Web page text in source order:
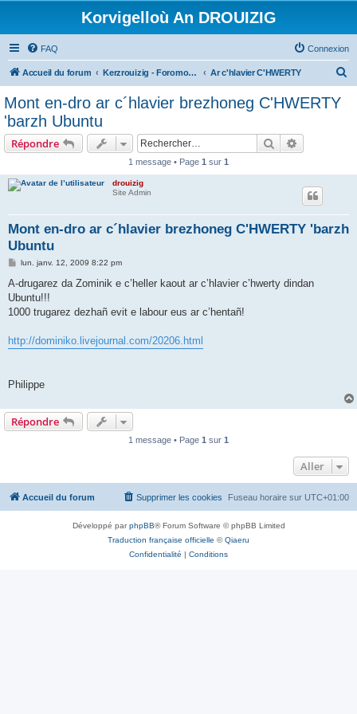
Korvigelloù An DROUIZIG
FAQ Connexion
Accueil du forum Kerzrouizig - Foromoù An Drouizig Ar c'hlavier C'HWERTY
Mont en-dro ar c´hlavier brezhoneg C'HWERTY
'barzh Ubuntu
Répondre Rechercher
1 message • Page 1 sur 1
drouizig
Site Admin
Mont en-dro ar c´hlavier brezhoneg C'HWERTY 'barzh
Ubuntu
M
s
a
g
lun. janv. 12, 2009 8:22 pm
A-drugarez da Zominik e c’heller kaout ar c’hlavier c’hwerty dindan
Ubuntu!!!
1000 trugarez dezhañ evit e labour eus ar c’hentañ!
http://dominiko.livejournal.com/20206.html
Philippe
Répondre
1 message • Page 1 sur 1
Aller
Accueil du forum Fuseau horaire sur UTC+01:00
Supprimer les cookies
Développé parphpBB® Forum Software © phpBB Limited
Traduction française officielle ©Qiaeru
Confidentialité | Conditions